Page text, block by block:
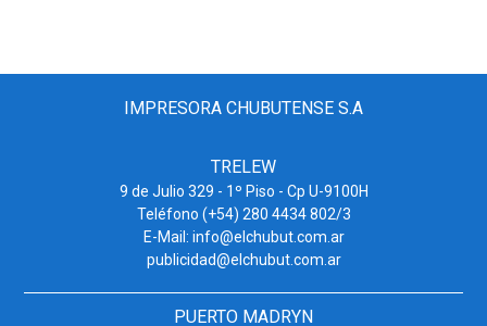
IMPRESORA CHUBUTENSE S.A
TRELEW
9 de Julio 329 - 1º Piso - Cp U-9100H
Teléfono (+54) 280 4434 802/3
E-Mail: info@elchubut.com.ar
publicidad@elchubut.com.ar
PUERTO MADRYN